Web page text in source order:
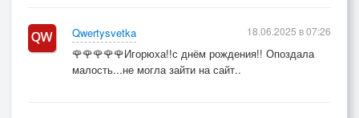
Qwertysvetka
🌹🌹🌹🌹🌹Игорюха!!с днём рождения!! Опоздала
малость...не могла зайти на сайт..
18.06.2025 в 07:26